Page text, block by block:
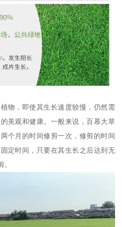
物，即使其生长速度较慢，仍然需
美观和健康。一般来说，百慕大草
个月的时间修剪一次，修剪的时间
定时间，只要在其生长之后达到无